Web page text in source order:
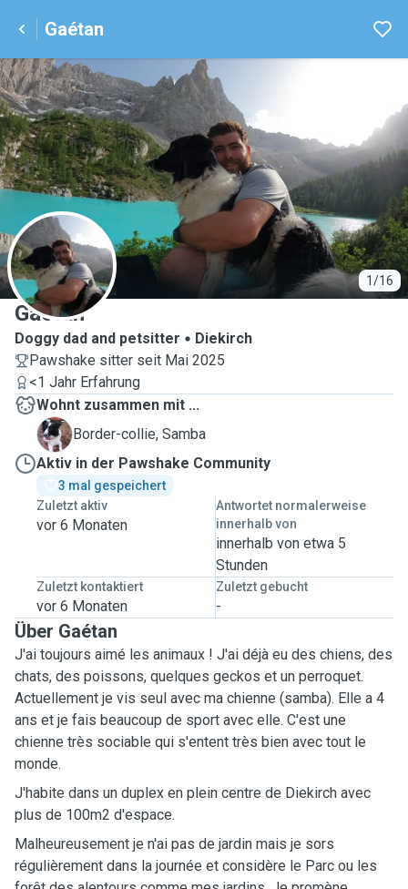
Gaétan
1/16
G
Gaétan
Doggy dad and petsitter
Diekirch
Pawshake sitter seit Mai 2025
<1 Jahr Erfahrung
Wohnt zusammen mit ...
S
Border-collie, Samba
Aktiv in der Pawshake Community
3 mal gespeichert
Zuletzt aktiv
vor 6 Monaten
Antwortet normalerweise
innerhalb von
innerhalb von etwa 5
Stunden
Zuletzt kontaktiert
vor 6 Monaten
Zuletzt gebucht
-
Über Gaétan
J'ai toujours aimé les animaux ! J'ai déjà eu des chiens, des
chats, des poissons, quelques geckos et un perroquet.
Actuellement je vis seul avec ma chienne (samba). Elle a 4
ans et je fais beaucoup de sport avec elle. C'est une
chienne très sociable qui s'entent très bien avec tout le
monde.
J'habite dans un duplex en plein centre de Diekirch avec
plus de 100m2 d'espace.
Malheureusement je n'ai pas de jardin mais je sors
régulièrement dans la journée et considère le Parc ou les